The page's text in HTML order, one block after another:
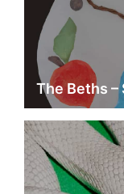
The Beths –